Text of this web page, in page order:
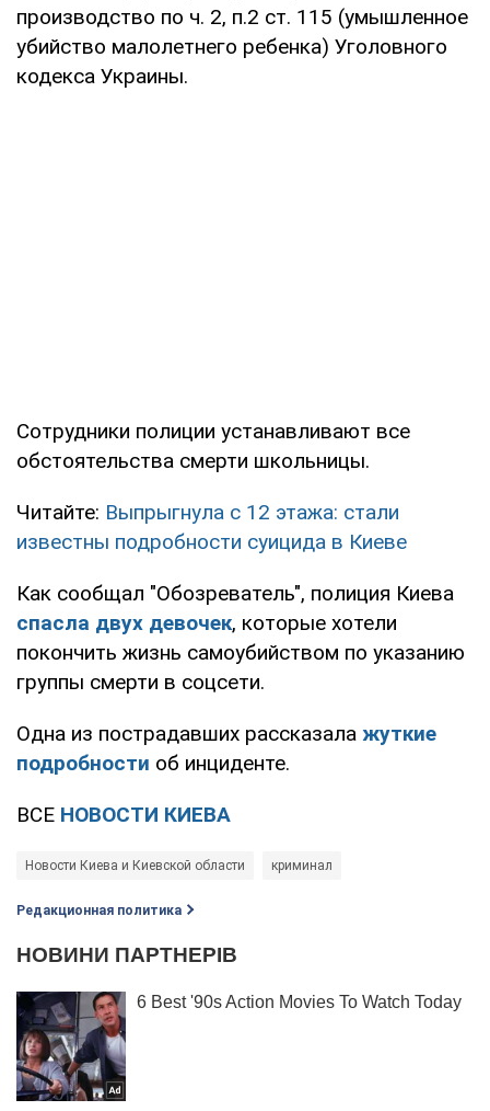
производство по ч. 2, п.2 ст. 115 (умышленное
убийство малолетнего ребенка) Уголовного
кодекса Украины.
Сотрудники полиции устанавливают все
обстоятельства смерти школьницы.
Читайте: Выпрыгнула с 12 этажа: стали
известны подробности суицида в Киеве
Как сообщал "Обозреватель", полиция Киева
спасла двух девочек, которые хотели
покончить жизнь самоубийством по указанию
группы смерти в соцсети.
Одна из пострадавших рассказала жуткие
подробности об инциденте.
ВСЕ НОВОСТИ КИЕВА
Новости Киева и Киевской области криминал
Редакционная политика